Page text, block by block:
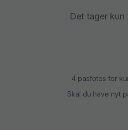
Det tager kun
4 pasfotos for
Skal du have nyt